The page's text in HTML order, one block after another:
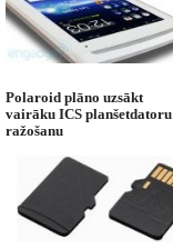
Polaroid plāno uzsākt
vairāku ICS planšetdatoru
ražošanu